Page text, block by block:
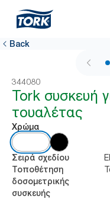
Back
344080
Tork συσκευή
τουαλέτας
Χρώμα
Σειρά σχεδίου
Τοποθέτηση
δοσομετρικής
συσκευής